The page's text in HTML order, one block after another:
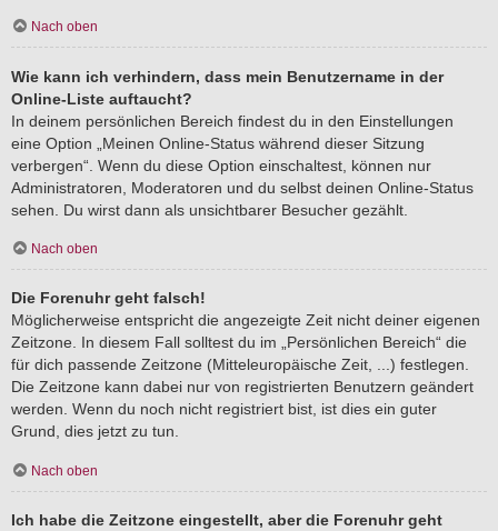
Nach oben
Wie kann ich verhindern, dass mein Benutzername in der
Online-Liste auftaucht?
In deinem persönlichen Bereich findest du in den Einstellungen
eine Option „Meinen Online-Status während dieser Sitzung
verbergen“. Wenn du diese Option einschaltest, können nur
Administratoren, Moderatoren und du selbst deinen Online-Status
sehen. Du wirst dann als unsichtbarer Besucher gezählt.
Nach oben
Die Forenuhr geht falsch!
Möglicherweise entspricht die angezeigte Zeit nicht deiner eigenen
Zeitzone. In diesem Fall solltest du im „Persönlichen Bereich“ die
für dich passende Zeitzone (Mitteleuropäische Zeit, ...) festlegen.
Die Zeitzone kann dabei nur von registrierten Benutzern geändert
werden. Wenn du noch nicht registriert bist, ist dies ein guter
Grund, dies jetzt zu tun.
Nach oben
Ich habe die Zeitzone eingestellt, aber die Forenuhr geht